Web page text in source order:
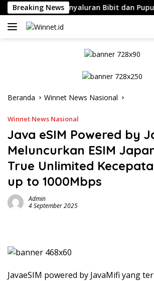
Langsung
ke
konten
Breaking News
Sama Penyaluran Bibit dan Pupuk
Beranda Winnet News Nasional
Winnet News Nasional
Java eSIM Powered by
Meluncurkan ESIM
True Unlimited
up to 1000Mbps
Admin
4 September 2025
JavaeSIM powered by JavaMifi yang